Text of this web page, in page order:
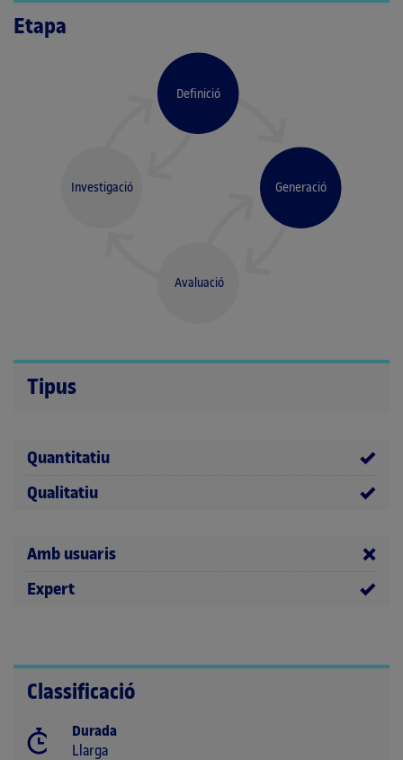
Etapa
Investigació
Definició
Generació
Avaluació
Tipus
Quantitatiu
Qualitatiu
Amb usuaris
Expert
Classificació
Durada
Llarga